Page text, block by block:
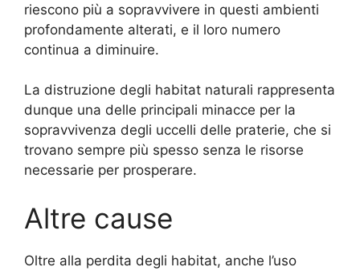
riescono più a sopravvivere in questi ambienti
profondamente alterati, e il loro numero
continua a diminuire.
La distruzione degli habitat naturali rappresenta
dunque una delle principali minacce per la
sopravvivenza degli uccelli delle praterie, che si
trovano sempre più spesso senza le risorse
necessarie per prosperare.
Altre cause
Oltre alla perdita degli habitat, anche l’uso